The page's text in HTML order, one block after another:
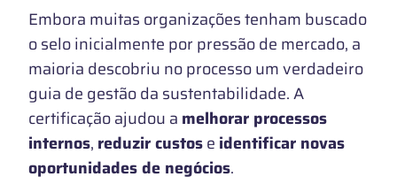
Embora muitas organizações tenham buscado
o selo inicialmente por pressão de mercado, a
maioria descobriu no processo um verdadeiro
guia de gestão da sustentabilidade. A
certificação ajudou a melhorar processos
internos, reduzir custose identificar novas
oportunidades de negócios.